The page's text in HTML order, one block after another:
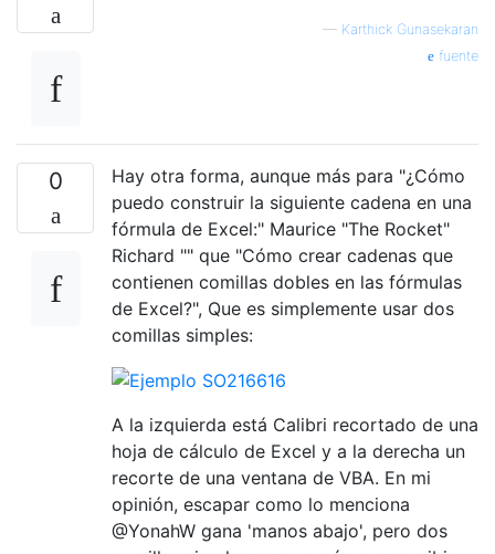
— Karthick Gunasekaran
fuente
0
Hay otra forma, aunque más para "¿Cómo
puedo construir la siguiente cadena en una
fórmula de Excel:" Maurice "The Rocket"
Richard "" que "Cómo crear cadenas que
contienen comillas dobles en las fórmulas
de Excel?", Que es simplemente usar dos
comillas simples:
A la izquierda está Calibri recortado de una
hoja de cálculo de Excel y a la derecha un
recorte de una ventana de VBA. En mi
opinión, escapar como lo menciona
@YonahW gana 'manos abajo', pero dos